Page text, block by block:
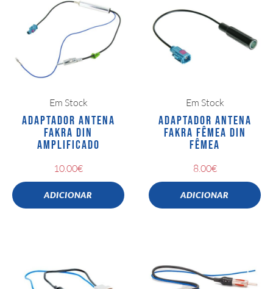
Em Stock
ADAPTADOR ANTENA
FAKRA DIN
AMPLIFICADO
10.00€
ADICIONAR
Em Stock
ADAPTADOR ANTENA
FAKRA FÊMEA DIN
FÊMEA
8.00€
ADICIONAR